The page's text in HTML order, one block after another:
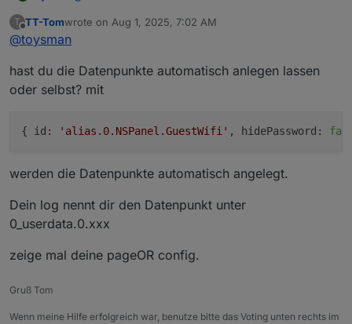
Dieser bewirkt, dass die prozentuale Angabe unter
dem Shutter invertiert werden kann.
Die US-Versionen haben ebenfalls jetzt den neuen
grafischen Splash/Startup
Viel Spaß mit der v4.9.3.1
@TT-Tom,@ticaki ,@Armilarund @Kuckuckmann
diesesmal nichts angestellt ;-) )
war ein paar Tage dienstlich unterwegs, deshalb erst
Meldung:
Wo finde ich denn den DP im LOG, um ihn zu
T
Offline
TT-Tomwrote on Aug 1, 2025, 7:02 AM
last edited by
@toysman
hast du die Datenpunkte automatisch anlegen lassen
oder selbst? mit
{ id: 'alias.0.NSPanel.GuestWifi' , hidePassword:
werden die Datenpunkte automatisch angelegt.
Dein log nennt dir den Datenpunkt unter
0_userdata.0.xxx
zeige mal deine pageOR config.
Gruß Tom
Wenn meine Hilfe erfolgreich war, benutze bitte das Voting unten rechts im